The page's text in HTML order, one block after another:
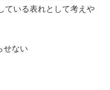
ている表れとして考えや
せない